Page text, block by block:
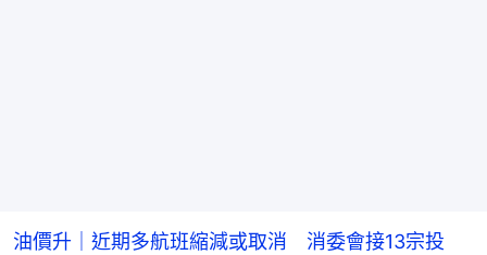
油價升｜近期多航班縮減或取消 消委會接13宗投